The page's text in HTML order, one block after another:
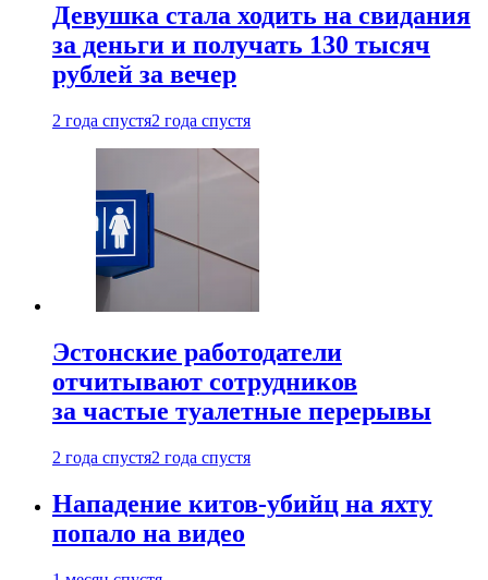
Девушка стала ходить на свидания
за деньги и получать 130 тысяч
рублей за вечер
2 года спустя2 года спустя
Эстонские работодатели
отчитывают сотрудников
за частые туалетные перерывы
2 года спустя2 года спустя
Нападение китов-убийц на яхту
попало на видео